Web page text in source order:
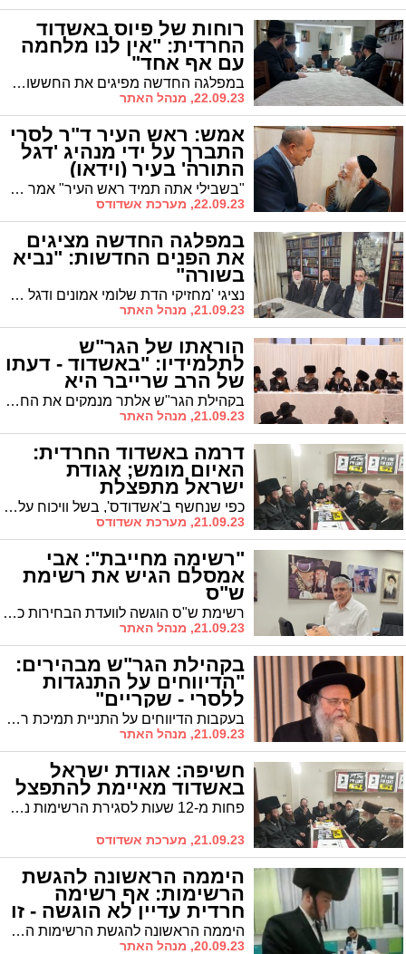
רוחות של פיוס באשדוד
החרדית: "אין לנו מלחמה
עם אף אחד"
במפלגה החדשה מפיגים את החששות ומבהירים שפניהם לעשיה ולא למלחמה. נציג הסיעה, הרב יהושע טננהויז, מבהיר את המניעים לחיבור עם בעלזא וקובע: "נעבוד יחד" * מוקדם יותר גם יו"ר אגו"י הרב וינגרטן פירסם קריאה טלפונית שבה הבהיר כי האחדות תימשך
22.09.23, מנהל האתר
אמש: ראש העיר ד"ר לסרי
התברך על ידי מנהיג 'דגל
התורה' בעיר (וידאו)
"בשבילי אתה תמיד ראש העיר" אמר הגה"צ רבי אברהם אלטמן ר"י "עטרת צבי" מזקני ראשי הישיבות בארץ כשארח את ד"ר לסרי בהיכל הישיבה. הגרי"ב שרייבר רב קהילת "בני פנחס" בירך בחביבות רבה את ראש העיר שימשיך לראות ברכה בעמלו
22.09.23, מערכת אשדודס
במפלגה החדשה מציגים
את הפנים החדשות: "נביא
בשורה"
נציגי 'מחזיקי הדת שלומי אמונים ודגל התורה' התכנסו אמש לישיבה ראשונה. "נביא בשורה לציבור החרדי". בדבריהם הבהירו כי ירתמו את נסיונם העשיר ואת כישוריהם למען התושבים, מכל החוגים, שיראו במפלגה החדשה כתובת לכל פניה
21.09.23, מנהל האתר
הוראתו של הגר"ש
לתלמידיו: "באשדוד - דעתו
של הרב שרייבר היא
הקובעת" בקהילת הגר"ש אלתר מנמקים את החיבור לדגל התורה. "זהו חיבור טבעי. ראש הישיבה הורה: באשדוד ישנו את הגרי"ב שרייבר ודעתו היא דעת תורה"
21.09.23, מנהל האתר
דרמה באשדוד החרדית:
האיום מומש; אגודת
ישראל מתפצלת
כפי שנחשף ב'אשדודס', בשל וויכוח על המקום הרביעי, אגודת ישראל המקומית מתפצלת לשתי סיעות. סיעת ג' כוללת את חסידות גור, וויז'ניץ, פיטסבורג וקהילת גרודנא. הסיעה השניה כוללת את בעלזא, שלומי אמונים ודגל התורה
21.09.23, מערכת אשדודס
"רשימה מחייבת": אבי
אמסלם הגיש את רשימת
ש"ס
רשימת ש"ס הוגשה לוועדת הבחירות כאשר היא כוללת את ההרכב הקיים. אמסלם הגיש במקביל את מועמדותו לראשות העיר
21.09.23, מנהל האתר
בקהילת הגר"ש מבהירים:
"הדיווחים על התנגדות
ללסרי - שקריים"
בעקבות הדיווחים על התניית תמיכת ראש הישיבה בסוגיית ההצבעה לראשות העיר, מכחישים בקהילה בנחרצות את הידיעה והמנכ"ל יצא בהבהרה: "לא היו דברים מעולם. אנחנו עם דגל התורה"
21.09.23, מנהל האתר
חשיפה: אגודת ישראל
באשדוד מאיימת להתפצל
פחות מ-12 שעות לסגירת הרשימות נרשמת דרמה של ממש בתוככי סיעת אגודת ישראל המאיימת להתפצל כשבעלזא, דגל התורה ושלומי אמונים ירוצו בנפרד * הדרישה המופנית כלפי הנהגת אגודת ישראל: להעניק את המקום הרביעי 'על מלא' לנציג שלומי אמונים יהושע טננהויז
21.09.23, מערכת אשדודס
היממה הראשונה להגשת
הרשימות: אף רשימה
חרדית עדיין לא הוגשה - זו
הסיבה היממה הראשונה להגשת הרשימות הסתיימה כשאף רשימה חרדית לא הגישה רשימתה לוועדת הבחירות. הסיבה: מאבקי כוחות של הרגע האחרון
20.09.23, מנהל האתר